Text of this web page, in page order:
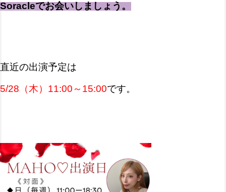
Soracleでお会いしましょう。
直近の出演予定は
5/28（木）11:00～15:00です。